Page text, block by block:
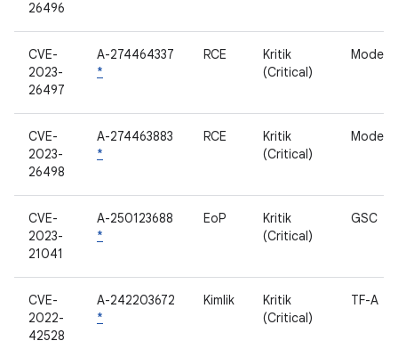
26496
CVE-
2023-
26497
A-274464337
*
RCE
Kritik
(Critical)
Modem
CVE-
2023-
26498
A-274463883
*
RCE
Kritik
(Critical)
Modem
CVE-
2023-
21041
A-250123688
*
EoP
Kritik
(Critical)
GSC
CVE-
2022-
42528
A-242203672
*
Kimlik
Kritik
(Critical)
TF-A